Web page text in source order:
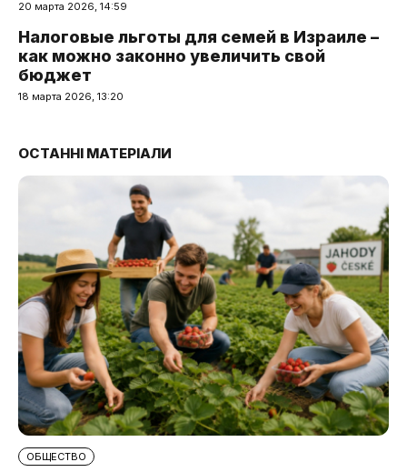
20 марта 2026, 14:59
Налоговые льготы для семей в Израиле –
как можно законно увеличить свой
бюджет
18 марта 2026, 13:20
ОСТАННІ МАТЕРІАЛИ
ОБЩЕСТВО